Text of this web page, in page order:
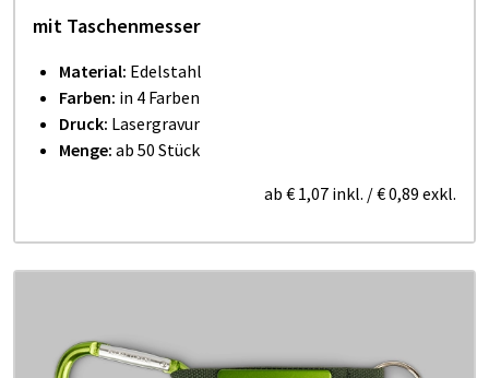
mit Taschenmesser
Material: Edelstahl
Farben: in 4 Farben
Druck: Lasergravur
Menge: ab 50 Stück
ab € 1,07 inkl. /€ 0,89 exkl.